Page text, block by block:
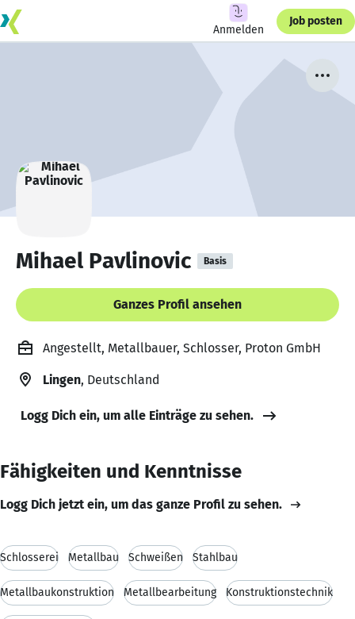
Anmelden
Job posten
Mihael Pavlinovic Basis
Ganzes Profil ansehen
Angestellt, Metallbauer, Schlosser, Proton GmbH
Lingen, Deutschland
Logg Dich ein, um alle Einträge zu sehen.
Fähigkeiten und Kenntnisse
Logg Dich jetzt ein, um das ganze Profil zu sehen.
Schlosserei Metallbau Schweißen Stahlbau
Metallbaukonstruktion Metallbearbeitung Konstruktionstechnik